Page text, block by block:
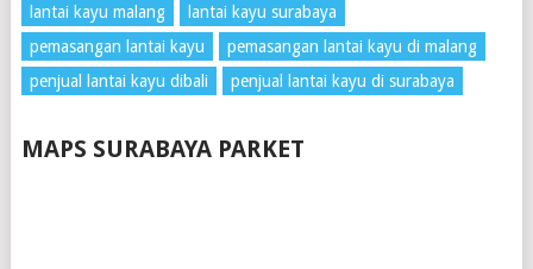
lantai kayu malang
lantai kayu surabaya
pemasangan lantai kayu
pemasangan lantai kayu di malang
penjual lantai kayu dibali
penjual lantai kayu di surabaya
MAPS SURABAYA PARKET